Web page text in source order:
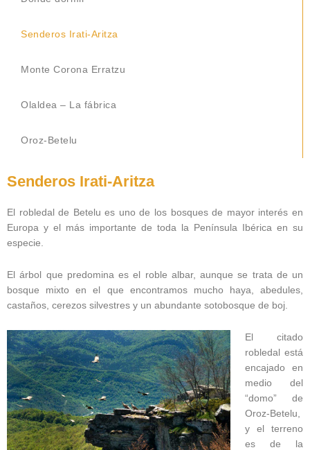
Senderos Irati-Aritza
Monte Corona Erratzu
Olaldea – La fábrica
Oroz-Betelu
Senderos Irati-Aritza
El robledal de Betelu es uno de los bosques de mayor interés en
Europa y el más importante de toda la Península Ibérica en su
especie.
El árbol que predomina es el roble albar, aunque se trata de un
bosque mixto en el que encontramos mucho haya, abedules,
castaños, cerezos silvestres y un abundante sotobosque de boj.
El citado
robledal está
encajado en
medio del
“domo” de
Oroz-Betelu,
y el terreno
es de la